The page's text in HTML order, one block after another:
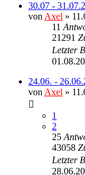
30.07 -
vonAxel »
11
21291
Letzter
24.06. -
vonAxel »
1
2
25
43058
Letzter